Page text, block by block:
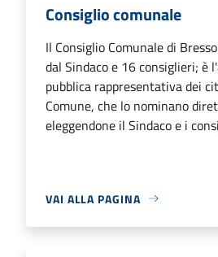
Consiglio comunale
Il Consiglio Comunale di
dal Sindaco e 16 consiglieri; è
pubblica rappresentativa dei
Comune, che lo nominano
eleggendone il Sindaco e i
VAI ALLA PAGINA